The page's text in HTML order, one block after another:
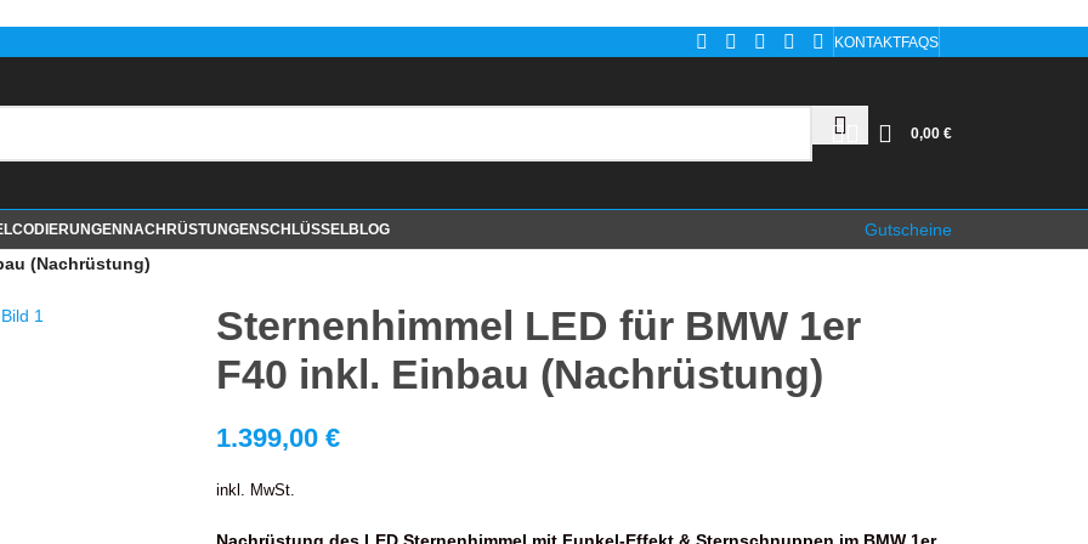
KONTAKTFAQS
0,00 €
CODIERUNGEN NACHRÜSTUNGENSCHLÜSSELBLOG
Gutscheine
(Nachrüstung)
Sternenhimmel LED für BMW 1er
F40 inkl. Einbau (Nachrüstung)
1.399,00 €
inkl. MwSt.